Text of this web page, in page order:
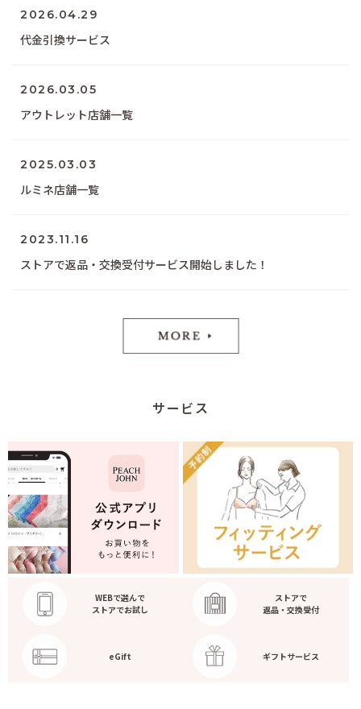
2026.04.29
代金引換サービス
2026.03.05
アウトレット店舗一覧
2025.03.03
ルミネ店舗一覧
2023.11.16
ストアで返品・交換受付サービス開始しました！
サービス
WEBで選んで
ストアでお試し
ストアで
返品・交換受付
eGift ギフトサービス